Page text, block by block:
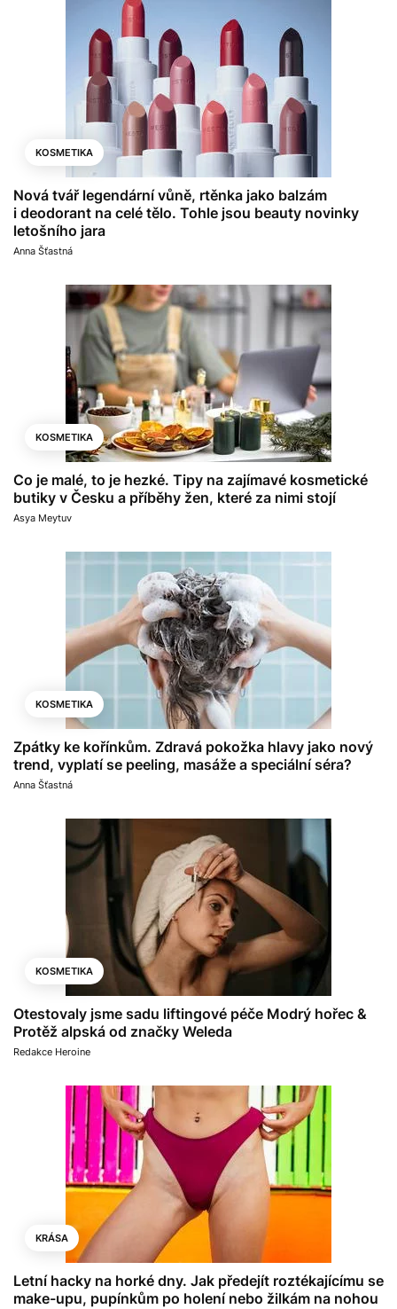
KOSMETIKA
Nová tvář legendární vůně, rtěnka jako balzám
i deodorant na celé tělo. Tohle jsou beauty novinky
letošního jara
Anna Šťastná
KOSMETIKA
Co je malé, to je hezké. Tipy na zajímavé kosmetické
butiky v Česku a příběhy žen, které za nimi stojí
Asya Meytuv
KOSMETIKA
Zpátky ke kořínkům. Zdravá pokožka hlavy jako nový
trend, vyplatí se peeling, masáže a speciální séra?
Anna Šťastná
KOSMETIKA
Otestovaly jsme sadu liftingové péče Modrý hořec &
Protěž alpská od značky Weleda
Redakce Heroine
KRÁSA
Letní hacky na horké dny. Jak předejít roztékajícímu se
make-upu, pupínkům po holení nebo žilkám na nohou